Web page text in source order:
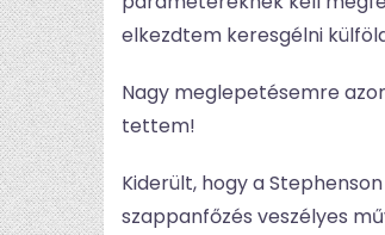
elkezdtem keresgélni
Nagy meglepetésemre
tettem!
Kiderült, hogy a
szappanfőzés veszélyes